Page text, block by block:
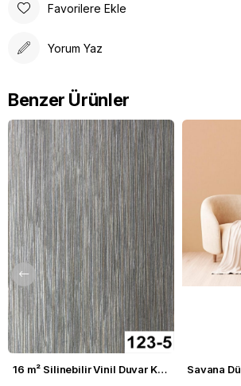
Favorilere Ekle
Yorum Yaz
Benzer Ürünler
16 m² Silinebilir Vinil Duvar Kağıdı DH-123